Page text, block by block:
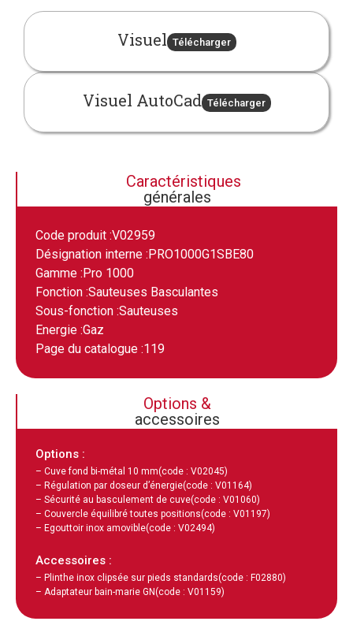
Visuel Télécharger
Visuel AutoCad Télécharger
Caractéristiques
générales
Code produit :V02959
Désignation interne :PRO1000G1SBE80
Gamme :Pro 1000
Fonction :Sauteuses Basculantes
Sous-fonction :Sauteuses
Energie :Gaz
Page du catalogue :119
Options &
accessoires
Options :
– Cuve fond bi-métal 10 mm(code : V02045)
– Régulation par doseur d’énergie(code : V01164)
– Sécurité au basculement de cuve(code : V01060)
– Couvercle équilibré toutes positions(code : V01197)
– Egouttoir inox amovible(code : V02494)
Accessoires :
– Plinthe inox clipsée sur pieds standards(code : F02880)
– Adaptateur bain-marie GN(code : V01159)